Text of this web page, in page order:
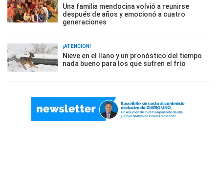
Una familia mendocina volvió a reunirse
después de años y emocionó a cuatro
generaciones
¡ATENCIÓN!
Nieve en el llano y un pronóstico del tiempo
nada bueno para los que sufren el frío